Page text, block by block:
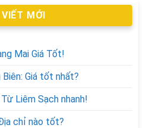
MỚI
Mai Giá Tốt!
Giá tốt nhất?
Liêm Sạch nhanh!
chỉ nào tốt?